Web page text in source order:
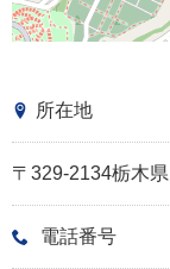
所在地
〒329-2134栃木
電話番号